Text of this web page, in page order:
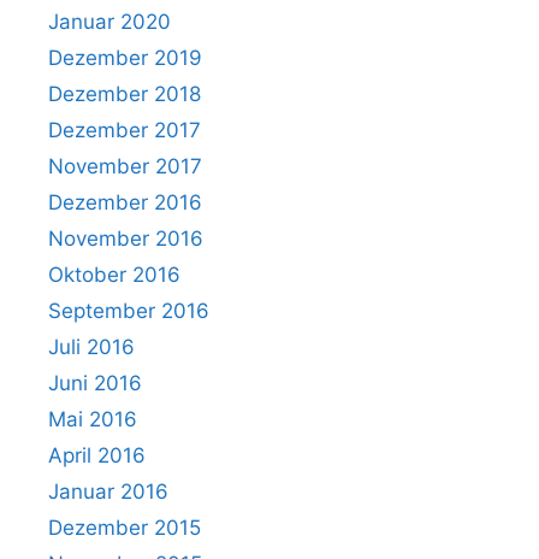
Januar 2020
Dezember 2019
Dezember 2018
Dezember 2017
November 2017
Dezember 2016
November 2016
Oktober 2016
September 2016
Juli 2016
Juni 2016
Mai 2016
April 2016
Januar 2016
Dezember 2015